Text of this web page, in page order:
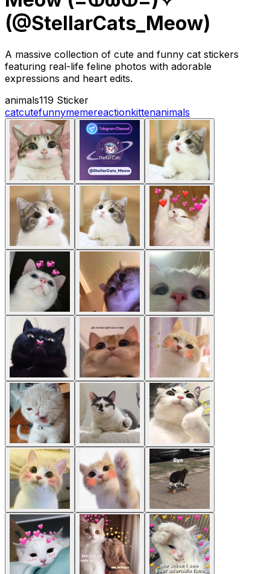
(@StellarCats_Meow)
A massive collection of cute and funny cat stickers
featuring real-life feline photos with adorable
expressions and heart edits.
animals119 Sticker
catcutefunnymemereactionkittenanimals